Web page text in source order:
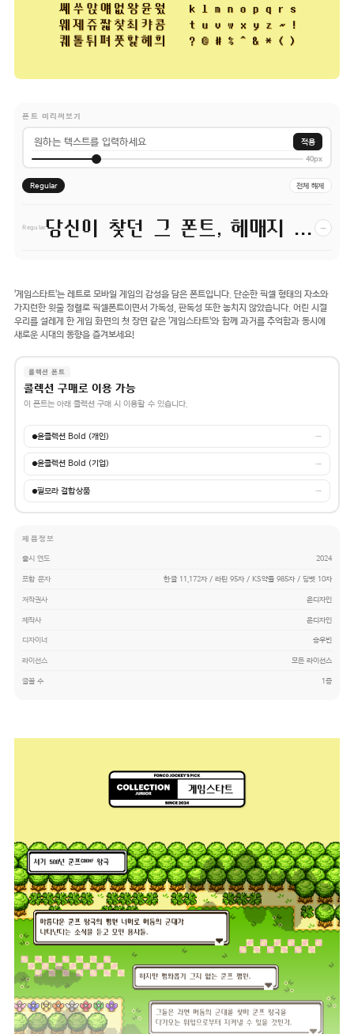
폰트 미리써보기
적용
40px
Regular 전체 해제
Regular 당신이 찾던 그 폰트, 헤매지 말고 바로 폰코! −
'게임스타트'는 레트로 모바일 게임의 감성을 담은 폰트입니다. 단순한 픽셀 형태의 자소와
가지런한 윗줄 정렬로 픽셀폰트이면서 가독성, 판독성 또한 놓치지 않았습니다. 어린 시절
우리를 설레게 한 게임 화면의 첫 장면 같은 '게임스타트'와 함께 과거를 추억함과 동시에
새로운 시대의 동향을 즐겨보세요!
콜렉션 폰트
콜렉션 구매로 이용 가능
이 폰트는 아래 콜렉션 구매 시 이용할 수 있습니다.
윤콜렉션 Bold (개인) →
윤콜렉션 Bold (기업) →
필모라 결합상품 →
제품정보
출시 연도 2024
포함 문자 한글 11,172자 / 라틴 95자 / KS약물 985자 / 딩벳 10자
저작권사 윤디자인
제작사 윤디자인
디자이너 송우빈
라이선스 모든 라이선스
글꼴 수 1종